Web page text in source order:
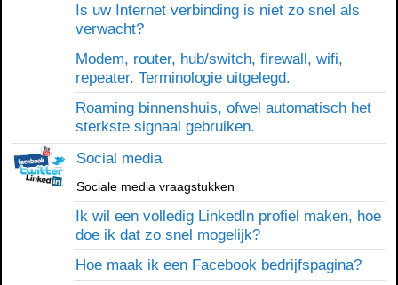
Is uw Internet verbinding is niet zo snel als
verwacht?
Modem, router, hub/switch, firewall, wifi,
repeater. Terminologie uitgelegd.
Roaming binnenshuis, ofwel automatisch het
sterkste signaal gebruiken.
Social media
Sociale media vraagstukken
Ik wil een volledig LinkedIn profiel maken, hoe
doe ik dat zo snel mogelijk?
Hoe maak ik een Facebook bedrijfspagina?